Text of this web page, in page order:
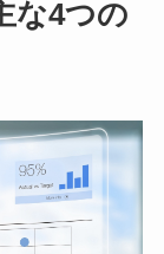
な4つの